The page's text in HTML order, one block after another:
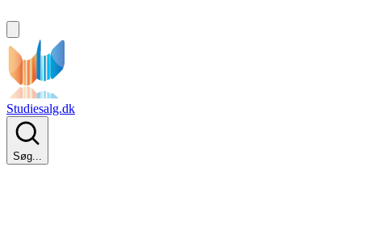
Studiesalg.dk
Søg...